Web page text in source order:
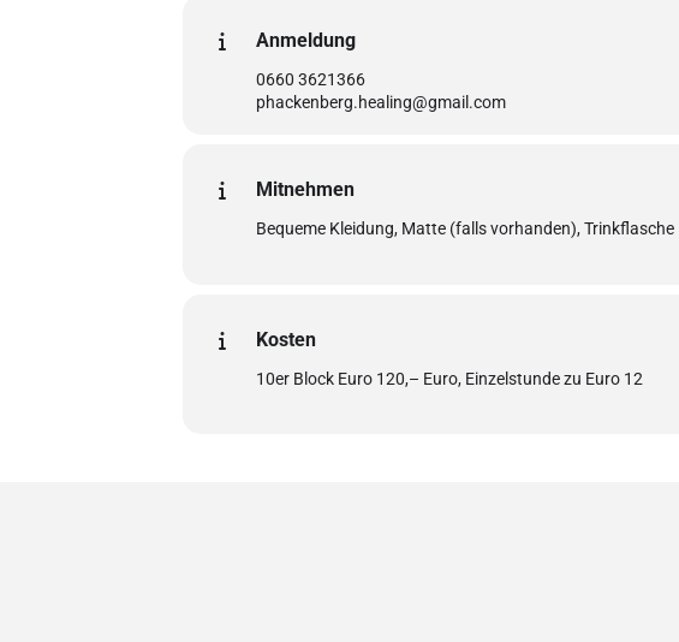
Anmeldung
0660 3621366
phackenberg.healing@gmail.com
Mitnehmen
Bequeme Kleidung, Matte (falls vorhanden), Trinkflasche
Kosten
10er Block Euro 120,– Euro, Einzelstunde zu Euro 12